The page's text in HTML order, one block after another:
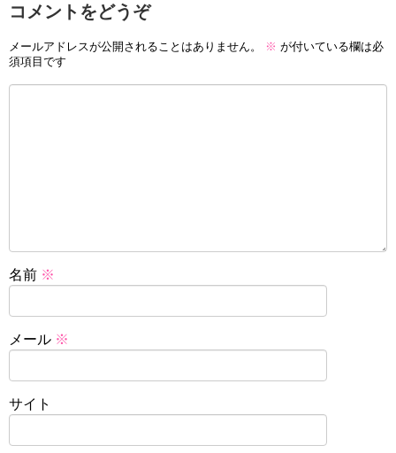
コメントをどうぞ
メールアドレスが公開されることはありません。 ※ が付いている欄は必
須項目です
名前 ※
メール ※
サイト